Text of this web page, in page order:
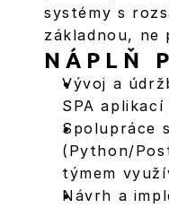
systémy s
základnou, ne
NÁPLŇ
Vývoj a
SPA
Spolupráce
(Python/
týmem
Návrh a